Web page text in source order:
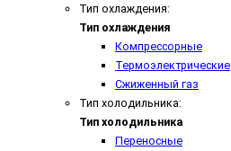
Тип охлаждения:
Тип охлаждения
Компрессорные
Термоэлектрические
Сжиженный газ
Тип холодильника:
Тип холодильника
Переносные